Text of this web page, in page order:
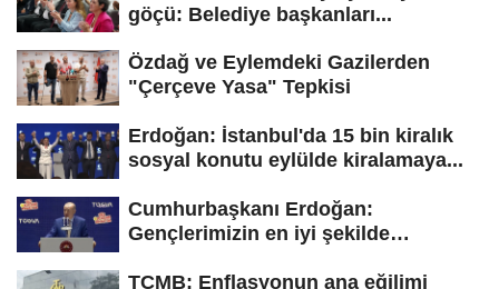
göçü: Belediye başkanları...
Özdağ ve Eylemdeki Gazilerden
"Çerçeve Yasa" Tepkisi
Erdoğan: İstanbul'da 15 bin kiralık
sosyal konutu eylülde kiralamaya...
Cumhurbaşkanı Erdoğan:
Gençlerimizin en iyi şekilde
TCMB: Enflasyonun ana eğilimi